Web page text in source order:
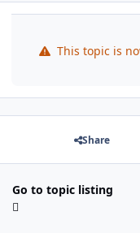
This topic is
Share
Go to topic listing